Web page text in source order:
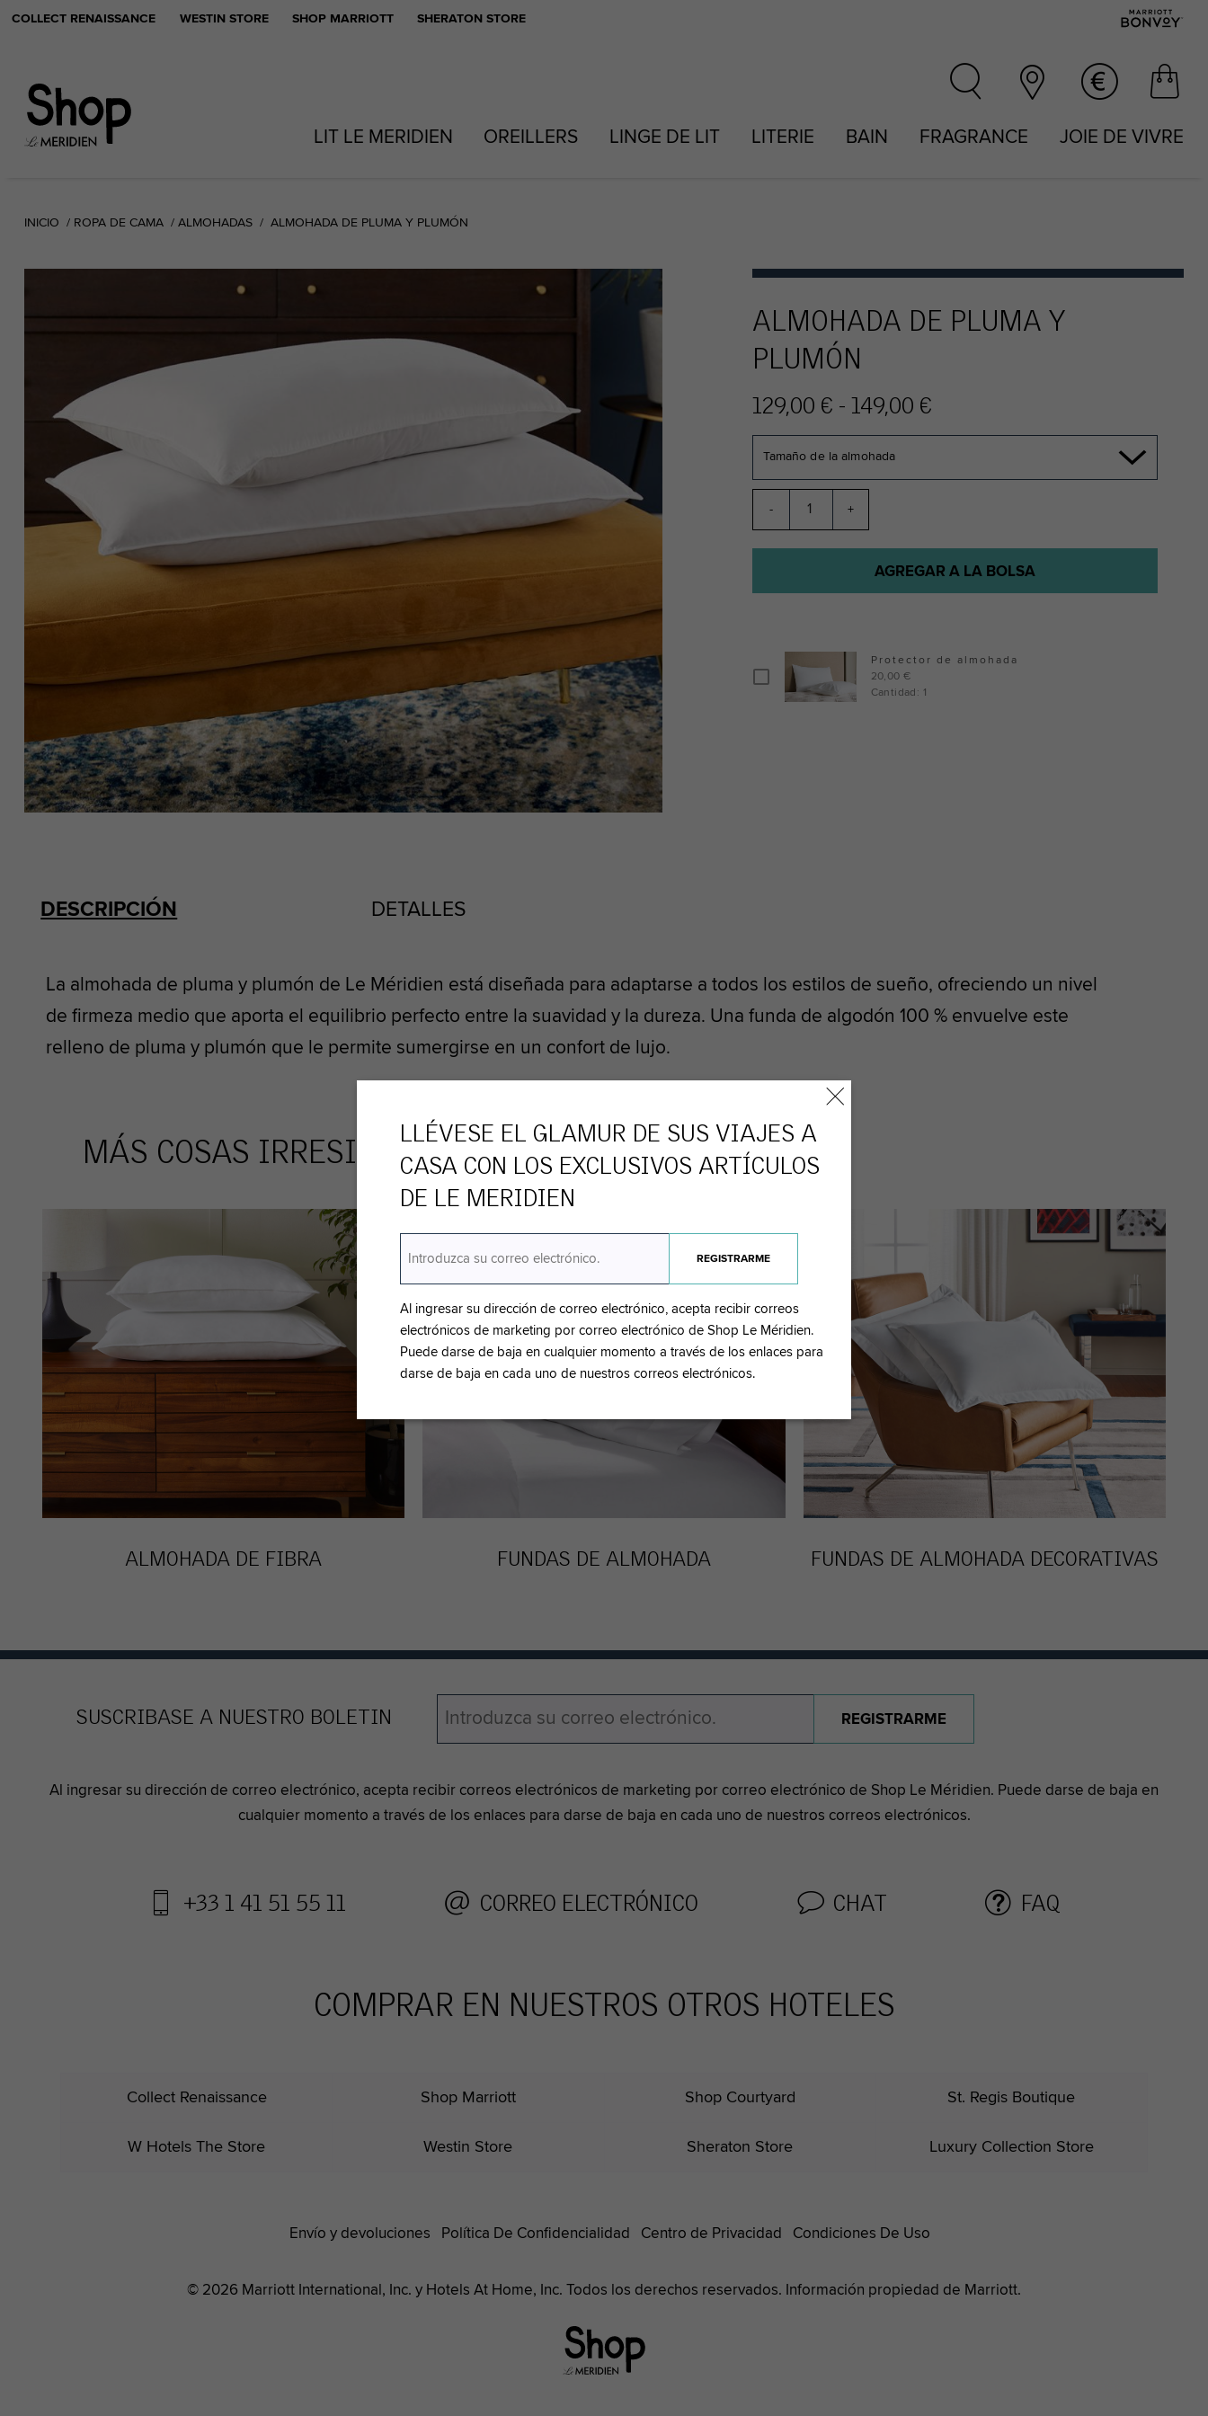
COLLECT RENAISSANCE WESTIN STORE SHOP MARRIOTT SHERATON STORE
LIT LE MERIDIEN OREILLERS LINGE DE LIT LITERIE BAIN FRAGRANCE JOIE DE VIVRE
INICIO ROPA DE CAMA ALMOHADAS ALMOHADA DE PLUMA Y PLUMÓN
ALMOHADA DE PLUMA Y
PLUMÓN
129,00 € - 149,00 €
Tamaño de la almohada
- +
AGREGAR A LA BOLSA
Protector de almohada
20,00 €
Cantidad: 1
DESCRIPCIÓN DETALLES
La almohada de pluma y plumón de Le Méridien está diseñada para adaptarse a todos los estilos de sueño, ofreciendo un nivel
de firmeza medio que aporta el equilibrio perfecto entre la suavidad y la dureza. Una funda de algodón 100 % envuelve este
relleno de pluma y plumón que le permite sumergirse en un confort de lujo.
MÁS COSAS IRRESISTIBLES
ALMOHADA DE FIBRA FUNDAS DE ALMOHADA FUNDAS DE ALMOHADA DECORATIVAS
SUSCRIBASE A NUESTRO BOLETIN REGISTRARME
Al ingresar su dirección de correo electrónico, acepta recibir correos electrónicos de marketing por correo electrónico de Shop Le Méridien. Puede darse de baja en
cualquier momento a través de los enlaces para darse de baja en cada uno de nuestros correos electrónicos.
+33 1 41 51 55 11 CORREO ELECTRÓNICO CHAT FAQ
COMPRAR EN NUESTROS OTROS HOTELES
Collect Renaissance Shop Marriott Shop Courtyard St. Regis Boutique
W Hotels The Store Westin Store Sheraton Store Luxury Collection Store
Envío y devoluciones Política De Confidencialidad Centro de Privacidad Condiciones De Uso
© 2026 Marriott International, Inc. y Hotels At Home, Inc. Todos los derechos reservados. Información propiedad de Marriott.
Le
Méridien
LLÉVESE EL GLAMUR DE SUS VIAJES A
CASA CON LOS EXCLUSIVOS ARTÍCULOS
DE LE MERIDIEN
Al ingresar su dirección de correo electrónico, acepta recibir correos
electrónicos de marketing por correo electrónico de Shop Le Méridien.
Puede darse de baja en cualquier momento a través de los enlaces para
darse de baja en cada uno de nuestros correos electrónicos.